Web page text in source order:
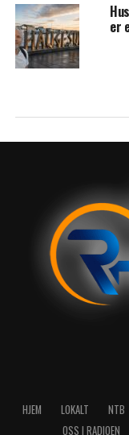
er
HJEM LOKALT NTB
OSS I RADIOEN